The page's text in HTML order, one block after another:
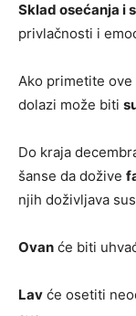
Sklad osećanja i
privlačnosti i
Ako primetite ove
dolazi može biti
Do kraja
šanse da dožive
njih doživljava
Ovan će biti
Lav će osetiti